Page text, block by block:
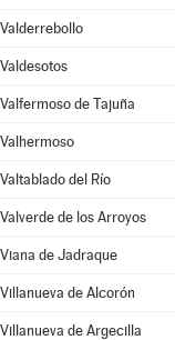
Valderrebollo
Valdesotos
Valfermoso de Tajuña
Valhermoso
Valtablado del Río
Valverde de los Arroyos
Viana de Jadraque
Villanueva de Alcorón
Villanueva de Argecilla